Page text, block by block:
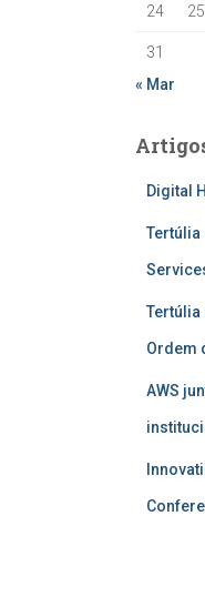
24 25
31
« Mar
Digital
Tertúlia
Tertúlia
Ordem
AWS